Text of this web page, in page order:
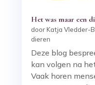
Het was maar een
doorKatja Vledder-
dieren
Deze blog
kan volgen na
Vaak horen